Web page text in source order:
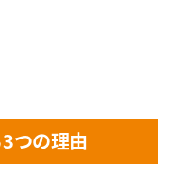
つの理由